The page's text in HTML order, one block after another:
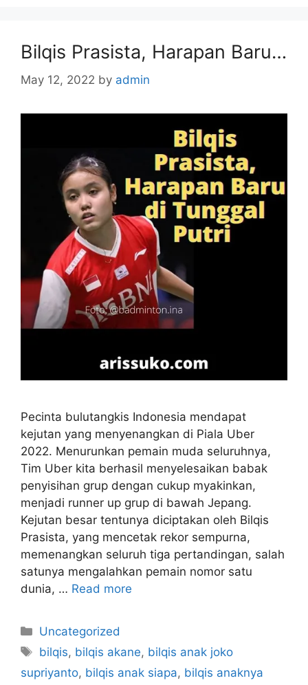
Bilqis Prasista, Harapan Baru…
May 12, 2022 by admin
Pecinta bulutangkis Indonesia mendapat
kejutan yang menyenangkan di Piala Uber
2022. Menurunkan pemain muda seluruhnya,
Tim Uber kita berhasil menyelesaikan babak
penyisihan grup dengan cukup myakinkan,
menjadi runner up grup di bawah Jepang.
Kejutan besar tentunya diciptakan oleh Bilqis
Prasista, yang mencetak rekor sempurna,
memenangkan seluruh tiga pertandingan, salah
satunya mengalahkan pemain nomor satu
dunia, … Read more
Categories
Uncategorized
Tags
bilqis, bilqis akane, bilqis anak joko
supriyanto, bilqis anak siapa, bilqis anaknya